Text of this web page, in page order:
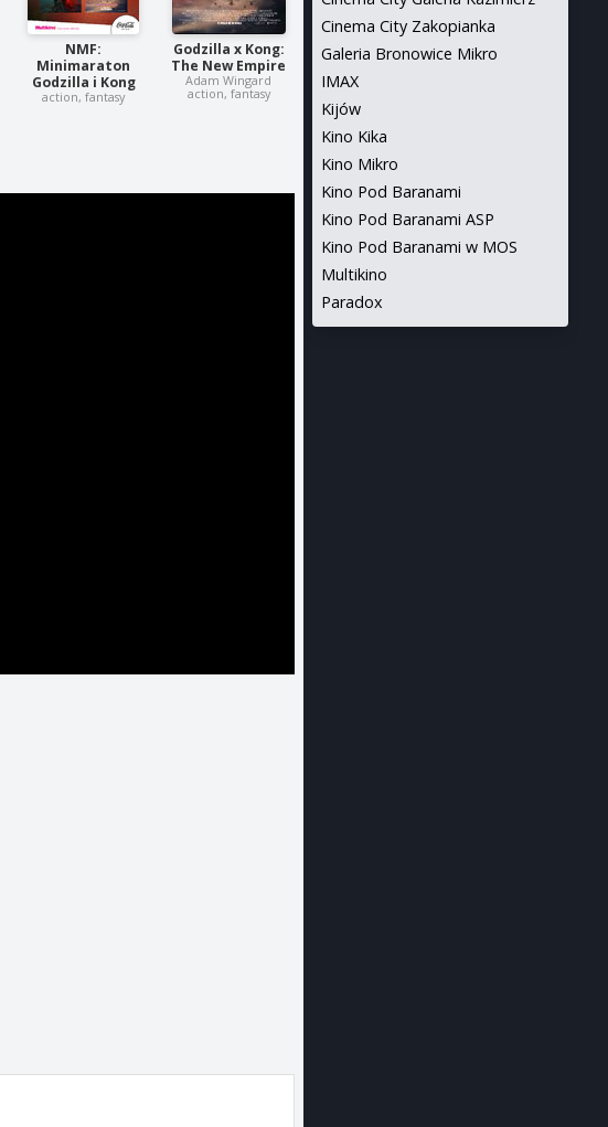
NMF:
Minimaraton
Godzilla i Kong
action, fantasy
Godzilla x Kong:
The New Empire
Adam Wingard
action, fantasy
Cinema City Zakopianka
Galeria Bronowice Mikro
IMAX
Kijów
Kino Kika
Kino Mikro
Kino Pod Baranami
Kino Pod Baranami ASP
Kino Pod Baranami w MOS
Multikino
Paradox